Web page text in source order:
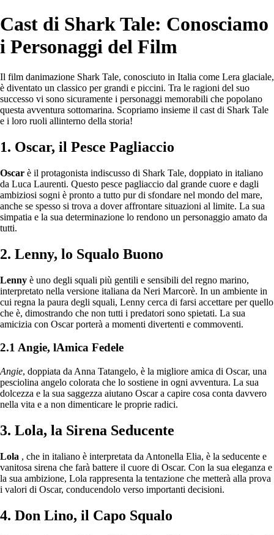
Cast di Shark Tale: Conosciamo
i Personaggi del Film
Il film danimazione Shark Tale, conosciuto in Italia come Lera glaciale,
è diventato un classico per grandi e piccini. Tra le ragioni del suo
successo vi sono sicuramente i personaggi memorabili che popolano
questa avventura sottomarina. Scopriamo insieme il cast di Shark Tale
e i loro ruoli allinterno della storia!
1. Oscar, il Pesce Pagliaccio
Oscar è il protagonista indiscusso di Shark Tale, doppiato in italiano
da Luca Laurenti. Questo pesce pagliaccio dal grande cuore e dagli
ambiziosi sogni è pronto a tutto pur di sfondare nel mondo del mare,
anche se spesso si trova a dover affrontare situazioni al limite. La sua
simpatia e la sua determinazione lo rendono un personaggio amato da
tutti.
2. Lenny, lo Squalo Buono
Lenny è uno degli squali più gentili e sensibili del regno marino,
interpretato nella versione italiana da Neri Marcorè. In un ambiente in
cui regna la paura degli squali, Lenny cerca di farsi accettare per quello
che è, dimostrando che non tutti i predatori sono spietati. La sua
amicizia con Oscar porterà a momenti divertenti e commoventi.
2.1 Angie, lAmica Fedele
Angie, doppiata da Anna Tatangelo, è la migliore amica di Oscar, una
pesciolina angelo colorata che lo sostiene in ogni avventura. La sua
dolcezza e la sua saggezza aiutano Oscar a capire cosa conta davvero
nella vita e a non dimenticare le proprie radici.
3. Lola, la Sirena Seducente
Lola , che in italiano è interpretata da Antonella Elia, è la seducente e
vanitosa sirena che farà battere il cuore di Oscar. Con la sua eleganza e
la sua ambizione, Lola rappresenta la tentazione che metterà alla prova
i valori di Oscar, conducendolo verso importanti decisioni.
4. Don Lino, il Capo Squalo